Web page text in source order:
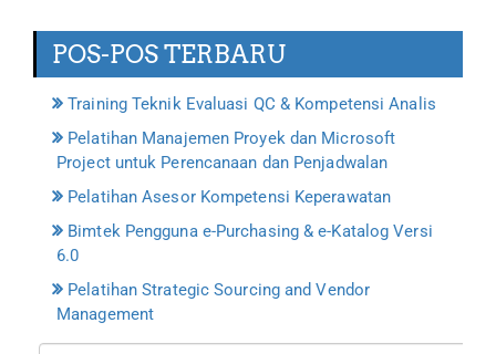
POS-POS TERBARU
Training Teknik Evaluasi QC & Kompetensi Analis
Pelatihan Manajemen Proyek dan Microsoft
Project untuk Perencanaan dan Penjadwalan
Pelatihan Asesor Kompetensi Keperawatan
Bimtek Pengguna e-Purchasing & e-Katalog Versi
6.0
Pelatihan Strategic Sourcing and Vendor
Management